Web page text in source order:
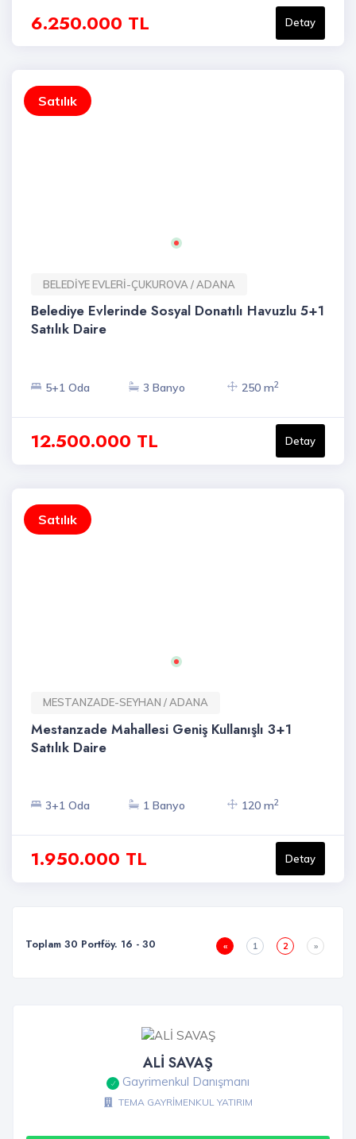
6.250.000 TL Detay
Satılık
BELEDİYE EVLERİ-ÇUKUROVA / ADANA
Belediye Evlerinde Sosyal Donatılı Havuzlu 5+1
Satılık Daire
5+1 Oda 3 Banyo 250 m2
12.500.000 TL Detay
Satılık
MESTANZADE-SEYHAN / ADANA
Mestanzade Mahallesi Geniş Kullanışlı 3+1
Satılık Daire
3+1 Oda 1 Banyo 120 m2
1.950.000 TL Detay
Toplam 30 Portföy. 16 - 30 « 1 2 »
ALİ SAVAŞ
Gayrimenkul Danışmanı
TEMA GAYRİMENKUL YATIRIM